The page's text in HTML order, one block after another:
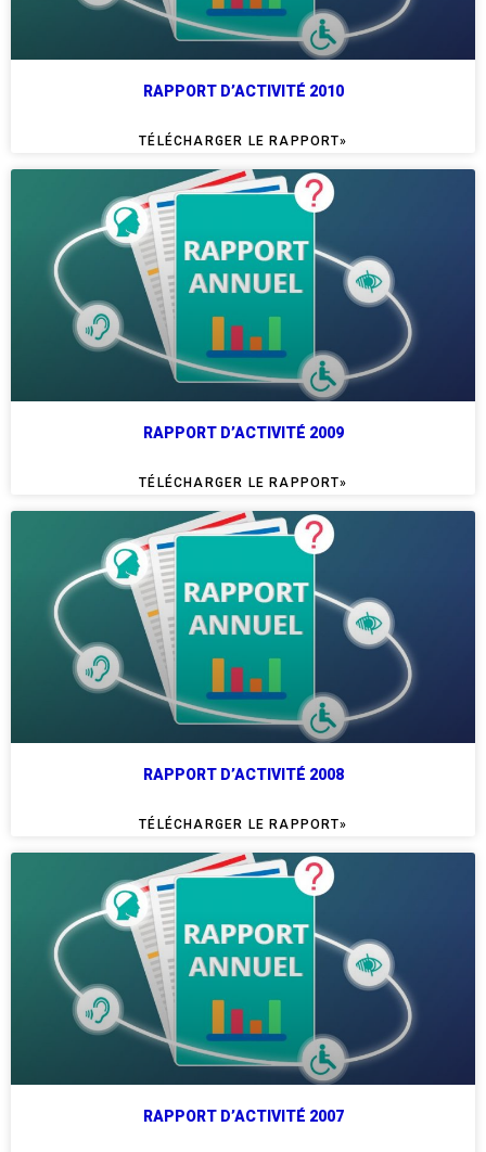
RAPPORT D’ACTIVITÉ 2010
TÉLÉCHARGER LE RAPPORT»
RAPPORT D’ACTIVITÉ 2009
TÉLÉCHARGER LE RAPPORT»
RAPPORT D’ACTIVITÉ 2008
TÉLÉCHARGER LE RAPPORT»
RAPPORT D’ACTIVITÉ 2007